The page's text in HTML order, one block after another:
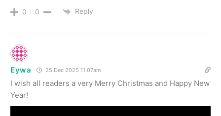
0 0 Reply
Eywa 25 Dec 2025 11.07am
I wish all readers a very Merry Christmas and Happy New
Year!